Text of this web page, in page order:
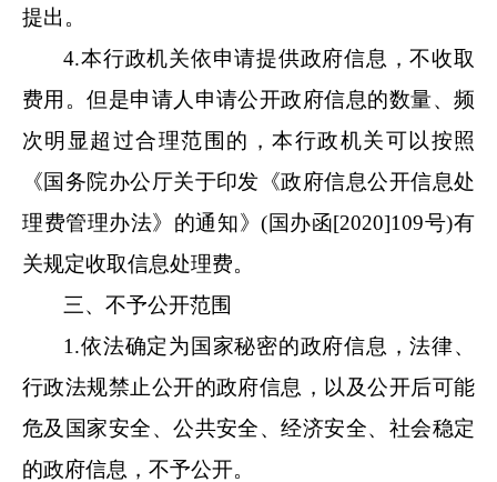
提出 。
4.本行政机关依申请提供政府信息，不收取
费用。但是申请人申请公开政府信息的数量、频
次明显超过合理范围的，本行政机关可以按照
《国务院办公厅关于印发《政府信息公开信息处
理费管理办法》的通知》(国办函[2020]109号)有
关规定收取信息处理费。
三、不予公开范围
1.依法确定为国家秘密的政府信息，法律、
行政法规禁止公开的政府信息，以及公开后可能
危及国家安全、公共安全、经济安全、社会稳定
的政府信息，不予公开。